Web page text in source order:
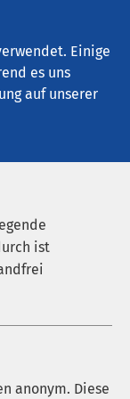
Einige
es uns
auf unserer
ist
anonym. Diese